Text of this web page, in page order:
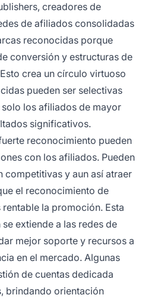
creadores de
de afiliados consolidadas
reconocidas porque
conversión y estructuras de
crea un círculo virtuoso
pueden ser selectivas
los afiliados de mayor
significativos.
reconocimiento pueden
con los afiliados. Pueden
competitivas y aun así atraer
el reconocimiento de
la promoción. Esta
extiende a las redes de
mejor soporte y recursos a
en el mercado. Algunas
de cuentas dedicada
brindando orientación